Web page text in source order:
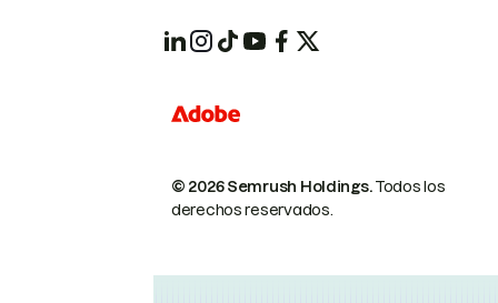
© 2026 Semrush Holdings.Todos los
derechos reservados.